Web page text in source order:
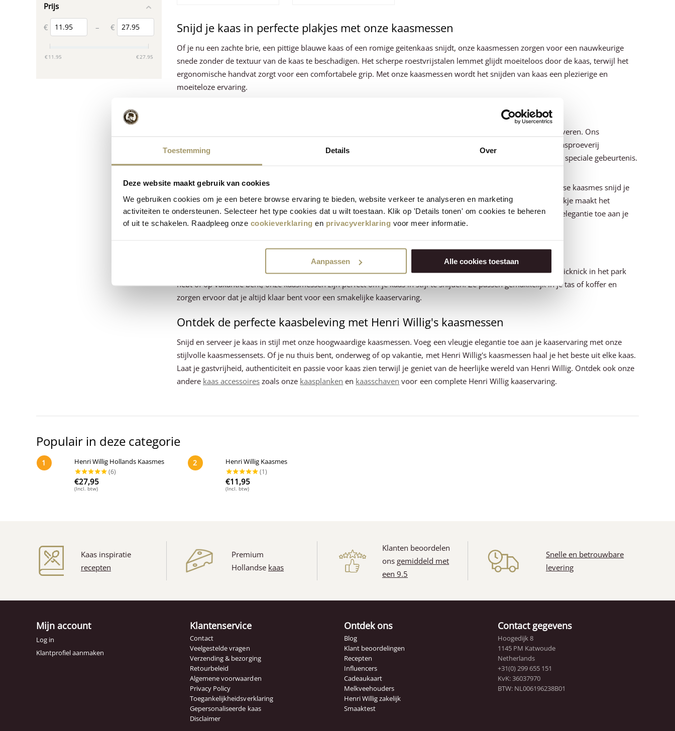
Toestemming Details Over
Deze website maakt gebruik van cookies
We gebruiken cookies om je een betere browse ervaring te bieden, website verkeer te analyseren en marketing
activiteiten te ondersteunen. Selecteer het type cookies dat u wilt toestaan. Klik op 'Details tonen' om cookies te beheren
of uit te schakelen. Raadpleeg onze cookieverklaring en privacyverklaring voor meer informatie.
Aanpassen Alle cookies toestaan
Snijd je kaas in perfecte plakjes met onze kaasmessen
Of je nu een zachte brie, een pittige blauwe kaas of een romige geitenkaas snijdt, onze kaasmessen zorgen voor een nauwkeurige
snede zonder de textuur van de kaas te beschadigen. Het scherpe roestvrijstalen lemmet glijdt moeiteloos door de kaas, terwijl het
ergonomische handvat zorgt voor een comfortabele grip. Met onze kaasmessen wordt het snijden van kaas een plezierige en
moeiteloze ervaring.
Naast het snijden van kaas bieden we ook kaasmessen aan waarmee je je kaas op een stijlvolle manier kunt serveren. Ons
assortiment bestaat uit verschillende messen, elk met een unieke functie en uitstraling. Of je nu een formele kaasproeverij
organiseert of een informele borrel hebt met vrienden, met onze kaasmessen maak je van elke gelegenheid een speciale gebeurtenis.
Ons assortiment bevat onder andere het traditionele Hollandse kaasmes, een elegante kaasbijl. Met het Hollandse kaasmes snijd je
kaas in perfecte plakjes, terwijl de kaasbijl ideaal is voor het snijden van harde en brokkelige kazen. Het kaasvorkje maakt het
gemakkelijk om plakjes kaas op te pakken en te serveren. Met onze kaasmessensets voeg je een vleugje stijl en elegantie toe aan je
kaaservaring.
Onze kaasmessen voor onderweg
Ook onderweg kun je genieten van onze kaasmessen met onze praktische en stijlvolle uitvoering. Of je nu een picknick in het park
hebt of op vakantie bent, onze kaasmessen zijn perfect om je kaas in stijl te snijden. Ze passen gemakkelijk in je tas of koffer en
zorgen ervoor dat je altijd klaar bent voor een smakelijke kaaservaring.
Ontdek de perfecte kaasbeleving met Henri Willig's kaasmessen
Snijd en serveer je kaas in stijl met onze hoogwaardige kaasmessen. Voeg een vleugje elegantie toe aan je kaaservaring met onze
stijlvolle kaasmessensets. Of je nu thuis bent, onderweg of op vakantie, met Henri Willig's kaasmessen haal je het beste uit elke kaas.
Laat je gastvrijheid, authenticiteit en passie voor kaas zien terwijl je geniet van de heerlijke wereld van Henri Willig. Ontdek ook onze
andere kaas accessoires zoals onze kaasplanken en kaasschaven voor een complete Henri Willig kaaservaring.
Prijs
€ – €
‎€11.95 ‎€27.95
Populair in deze categorie
1 Henri Willig Hollands Kaasmes
€27,95
(Incl. btw)
2 Henri Willig Kaasmes
€11,95
(Incl. btw)
Kaas inspiratie
recepten
Premium
Hollandse kaas
Klanten beoordelen
ons gemiddeld met
een 9.5
Snelle en betrouwbare
levering
Mijn account
Log in
Klantprofiel aanmaken
Klantenservice
Contact
Veelgestelde vragen
Verzending & bezorging
Retourbeleid
Algemene voorwaarden
Privacy Policy
Toegankelijkheidsverklaring
Gepersonaliseerde kaas
Disclaimer
Ontdek ons
Blog
Klant beoordelingen
Recepten
Influencers
Cadeaukaart
Melkveehouders
Henri Willig zakelijk
Smaaktest
Contact gegevens
Hoogedijk 8
1145 PM Katwoude
Netherlands
+31(0) 299 655 151
KvK: 36037970
BTW: NL006196238B01